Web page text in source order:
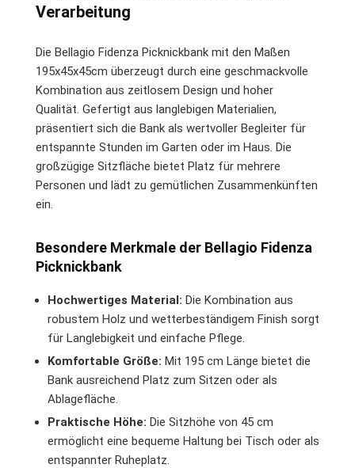
Verarbeitung
Die Bellagio Fidenza Picknickbank mit den Maßen
195x45x45cm überzeugt durch eine geschmackvolle
Kombination aus zeitlosem Design und hoher
Qualität. Gefertigt aus langlebigen Materialien,
präsentiert sich die Bank als wertvoller Begleiter für
entspannte Stunden im Garten oder im Haus. Die
großzügige Sitzfläche bietet Platz für mehrere
Personen und lädt zu gemütlichen Zusammenkünften
ein.
Besondere Merkmale der Bellagio Fidenza
Picknickbank
Hochwertiges Material: Die Kombination aus
robustem Holz und wetterbeständigem Finish sorgt
für Langlebigkeit und einfache Pflege.
Komfortable Größe: Mit 195 cm Länge bietet die
Bank ausreichend Platz zum Sitzen oder als
Ablagefläche.
Praktische Höhe: Die Sitzhöhe von 45 cm
ermöglicht eine bequeme Haltung bei Tisch oder als
entspannter Ruheplatz.